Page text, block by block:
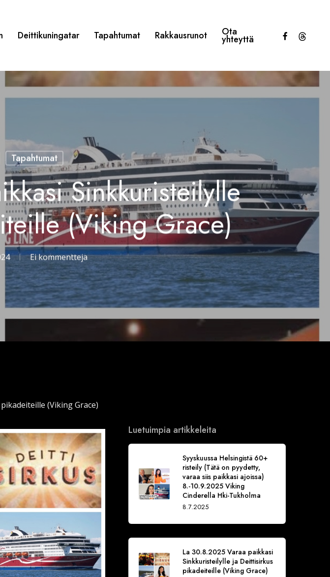
Deittikuningatar Tapahtumat Rakkausrunot Ota
yhteyttä facebookthreads
Tapahtumat
Sinkkuristeilylle
(Viking Grace)
Ei kommentteja
(Viking Grace)
Luetuimpia artikkeleita
Syyskuussa Helsingistä 60+
risteily (Tätä on pyydetty,
varaa siis paikkasi ajoissa)
8.-10.9.2025 Viking
Cinderella Hki-Tukholma
8.7.2025
La 30.8.2025 Varaa paikkasi
Sinkkuristeilylle ja Deittisirkus
pikadeiteille (Viking Grace)